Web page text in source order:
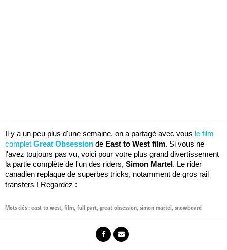
Il y a un peu plus d'une semaine, on a partagé avec vous le film
complet Great Obsession de East to West film. Si vous ne
l'avez toujours pas vu, voici pour votre plus grand divertissement
la partie complète de l'un des riders, Simon Martel. Le rider
canadien replaque de superbes tricks, notamment de gros rail
transfers ! Regardez :
Mots clés :east to west,film,full part,great obsession,simon martel,snowboard